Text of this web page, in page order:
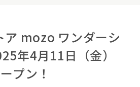
ア mozo ワンダーシ
年4月11日（金）
プン！